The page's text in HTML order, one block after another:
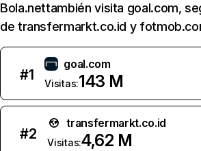
Bola.nettambién visita goal.com,
de transfermarkt.co.id y
#1
goal.com
Visitas:143 M
#2
transfermarkt.co.id
Visitas:4,62 M